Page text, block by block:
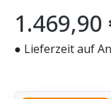
Regulärer Preis:
1.469,90
● Lieferzeit auf